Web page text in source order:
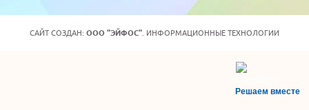
САЙТ СОЗДАН: ООО "ЭЙФОС" . ИНФОРМАЦИОННЫЕ ТЕХНОЛОГИИ
Решаем вместе